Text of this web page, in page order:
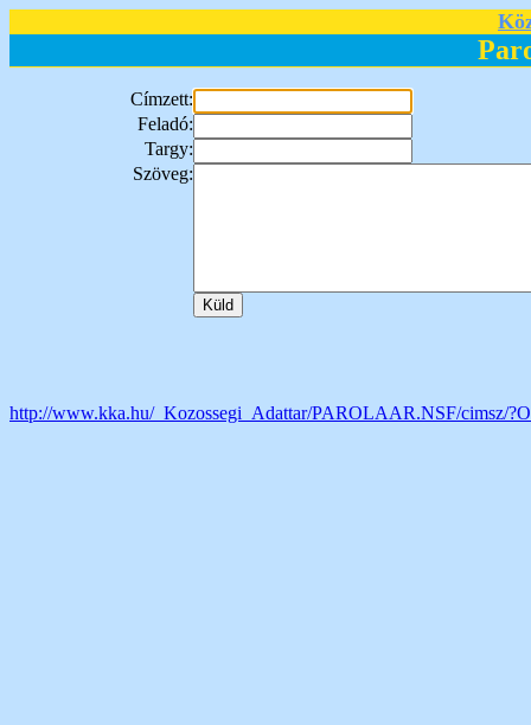
Címzett:
Feladó:
Targy:
Szöveg:
http://www.kka.hu/_Kozossegi_Adattar/PAROLAAR.NSF/cimsz/